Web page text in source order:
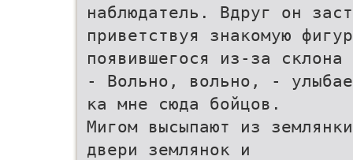
наблюдатель. Вдруг он
приветствуя знакомую
появившегося из-за
- Вольно, вольно, -
ка мне сюда бойцов.
Мигом высыпают из
двери землянок и